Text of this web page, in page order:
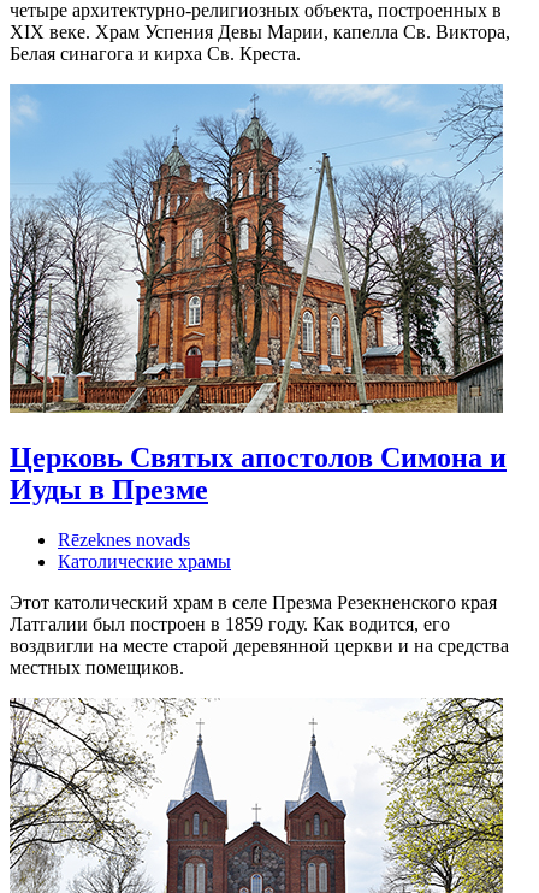
четыре архитектурно-религиозных объекта, построенных в
XIX веке. Храм Успения Девы Марии, капелла Св. Виктора,
Белая синагога и кирха Св. Креста.
Церковь Святых апостолов Симона и
Иуды в Презме
Rēzeknes novads
Католические храмы
Этот католический храм в селе Презма Резекненского края
Латгалии был построен в 1859 году. Как водится, его
воздвигли на месте старой деревянной церкви и на средства
местных помещиков.